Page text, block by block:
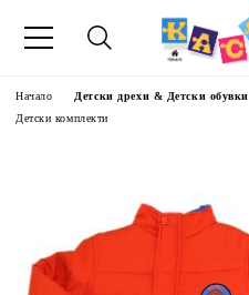
Начало Детски дрехи & Детски обувки
Детски комплекти